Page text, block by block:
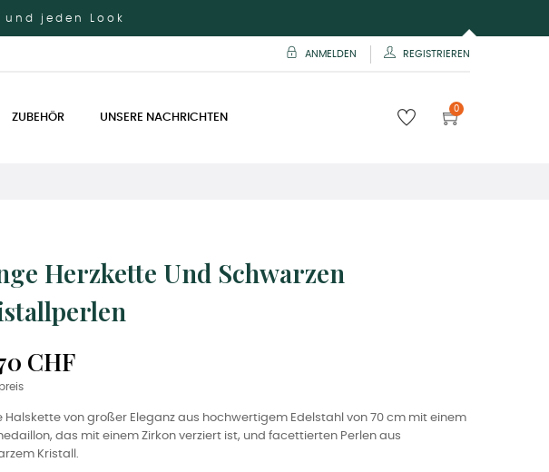
jeden Look
ANMELDEN REGISTRIEREN
ZUBEHÖR UNSERE NACHRICHTEN
0
Herzkette Und Schwarzen
CHF
Halskette von großer Eleganz aus hochwertigem Edelstahl von 70 cm mit einem
das mit einem Zirkon verziert ist, und facettierten Perlen aus
Kristall.